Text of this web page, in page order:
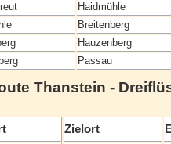
Haidmühle
Breitenberg
Hauzenberg
Passau
Thanstein -
Zielort